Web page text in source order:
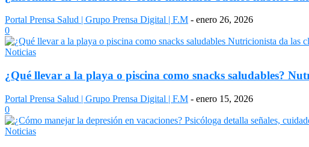
Portal Prensa Salud | Grupo Prensa Digital | F.M - enero 26, 2026
0
Noticias
¿Qué llevar a la playa o piscina como snacks saludables?
Portal Prensa Salud | Grupo Prensa Digital | F.M - enero 15, 2026
0
Noticias